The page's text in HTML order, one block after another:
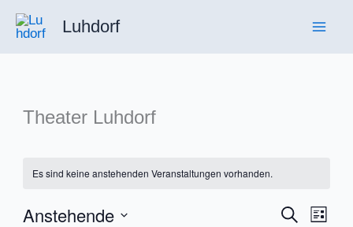
Zum
Inhalt
Luhdorf
Theater Luhdorf
Es sind keine anstehenden Veranstaltungen vorhanden.
Suche
Liste
Anstehende